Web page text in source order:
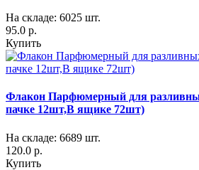
На складе: 6025 шт.
95.0 р.
Купить
Флакон Парфюмерный для
пачке 12шт,В ящике 72шт)
На складе: 6689 шт.
120.0 р.
Купить